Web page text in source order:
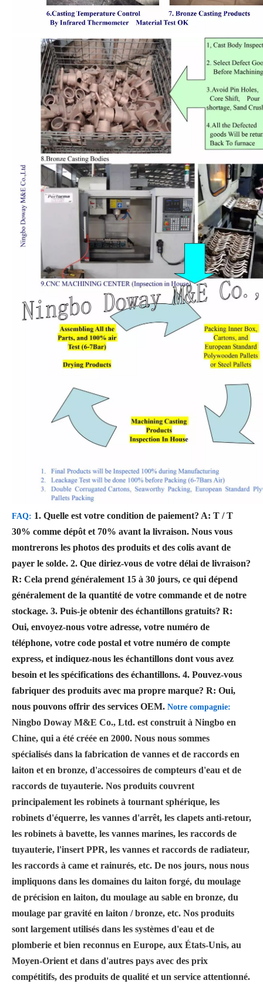
FAQ: 1. Quelle est votre condition de paiement? A: T / T
30% comme dépôt et 70% avant la livraison. Nous vous
montrerons les photos des produits et des colis avant de
payer le solde. 2. Que diriez-vous de votre délai de livraison?
R: Cela prend généralement 15 à 30 jours, ce qui dépend
généralement de la quantité de votre commande et de notre
stockage. 3. Puis-je obtenir des échantillons gratuits? R:
Oui, envoyez-nous votre adresse, votre numéro de
téléphone, votre code postal et votre numéro de compte
express, et indiquez-nous les échantillons dont vous avez
besoin et les spécifications des échantillons. 4. Pouvez-vous
fabriquer des produits avec ma propre marque? R: Oui,
nous pouvons offrir des services OEM. Notre compagnie:
Ningbo Doway M&E Co., Ltd. est construit à Ningbo en
Chine, qui a été créée en 2000. Nous nous sommes
spécialisés dans la fabrication de vannes et de raccords en
laiton et en bronze, d'accessoires de compteurs d'eau et de
raccords de tuyauterie. Nos produits couvrent
principalement les robinets à tournant sphérique, les
robinets d'équerre, les vannes d'arrêt, les clapets anti-retour,
les robinets à bavette, les vannes marines, les raccords de
tuyauterie, l'insert PPR, les vannes et raccords de radiateur,
les raccords à came et rainurés, etc. De nos jours, nous nous
impliquons dans les domaines du laiton forgé, du moulage
de précision en laiton, du moulage au sable en bronze, du
moulage par gravité en laiton / bronze, etc. Nos produits
sont largement utilisés dans les systèmes d'eau et de
plomberie et bien reconnus en Europe, aux États-Unis, au
Moyen-Orient et dans d'autres pays avec des prix
compétitifs, des produits de qualité et un service attentionné.